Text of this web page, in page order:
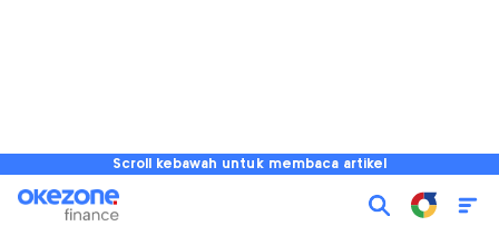
Scroll kebawah untuk membaca artikel